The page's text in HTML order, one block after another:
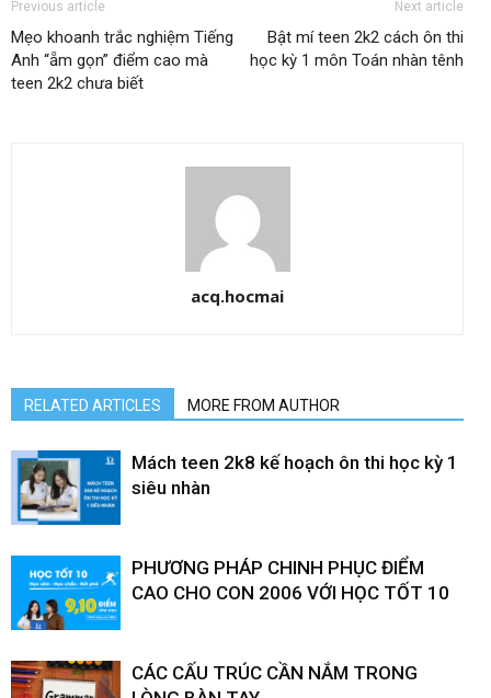
Previous article
Mẹo khoanh trắc nghiệm Tiếng
Anh “ẵm gọn” điểm cao mà
teen 2k2 chưa biết
Next article
Bật mí teen 2k2 cách ôn thi
học kỳ 1 môn Toán nhàn tênh
acq.hocmai
RELATED ARTICLES MORE FROM AUTHOR
Mách teen 2k8 kế hoạch ôn thi học kỳ 1
siêu nhàn
PHƯƠNG PHÁP CHINH PHỤC ĐIỂM
CAO CHO CON 2006 VỚI HỌC TỐT 10
CÁC CẤU TRÚC CẦN NẮM TRONG